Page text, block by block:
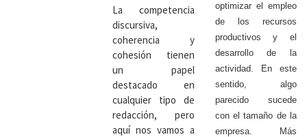
La competencia
discursiva,
coherencia y
cohesión tienen
un papel
destacado en
cualquier tipo de
redacción, pero
aquí nos vamos a
optimizar el empleo
de los recursos
productivos y el
desarrollo de la
actividad. En este
sentido, algo
parecido sucede
con el tamaño de la
empresa. Más